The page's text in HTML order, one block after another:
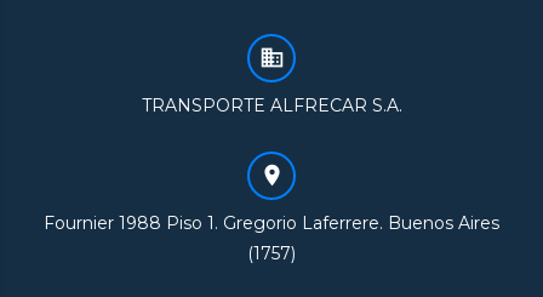
TRANSPORTE ALFRECAR S.A.
Fournier 1988 Piso 1. Gregorio Laferrere. Buenos Aires
(1757)